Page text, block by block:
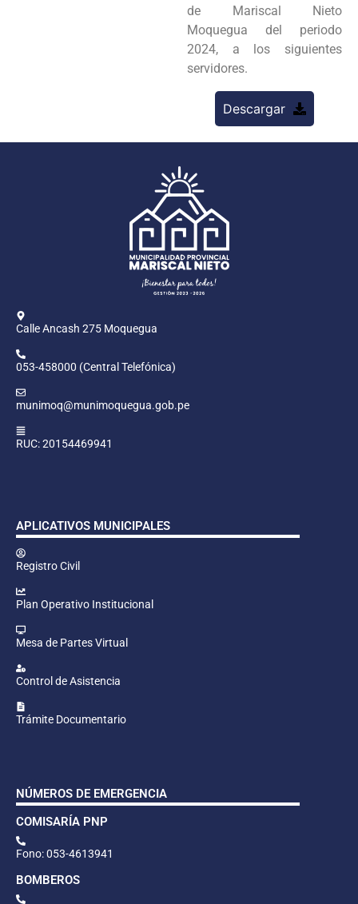
de Mariscal Nieto
Moquegua del periodo
2024, a los siguientes
servidores.
Descargar
Calle Ancash 275 Moquegua
053-458000 (Central Telefónica)
munimoq@munimoquegua.gob.pe
RUC: 20154469941
APLICATIVOS MUNICIPALES
Registro Civil
Plan Operativo Institucional
Mesa de Partes Virtual
Control de Asistencia
Trámite Documentario
NÚMEROS DE EMERGENCIA
COMISARÍA PNP
Fono: 053-4613941
BOMBEROS